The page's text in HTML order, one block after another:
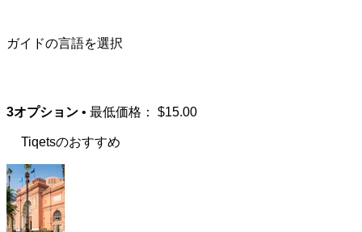
ガイドの言語を選択
3オプション • 最低価格： $15.00
Tiqetsのおすすめ